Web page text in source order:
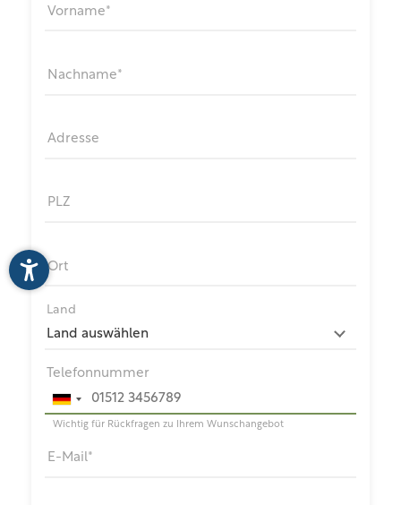
Vorname
Nachname
Adresse
PLZ
Ort
Land
Wichtig für Rückfragen zu Ihrem Wunschangebot
Telefonnummer
E-Mail